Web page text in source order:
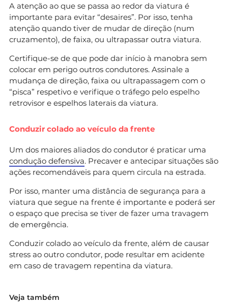
A atenção ao que se passa ao redor da viatura é
importante para evitar “desaires”. Por isso, tenha
atenção quando tiver de mudar de direção (num
cruzamento), de faixa, ou ultrapassar outra viatura.
Certifique-se de que pode dar início à manobra sem
colocar em perigo outros condutores. Assinale a
mudança de direção, faixa ou ultrapassagem com o
“pisca” respetivo e verifique o tráfego pelo espelho
retrovisor e espelhos laterais da viatura.
Conduzir colado ao veículo da frente
Um dos maiores aliados do condutor é praticar uma
condução defensiva. Precaver e antecipar situações são
ações recomendáveis para quem circula na estrada.
Por isso, manter uma distância de segurança para a
viatura que segue na frente é importante e poderá ser
o espaço que precisa se tiver de fazer uma travagem
de emergência.
Conduzir colado ao veículo da frente, além de causar
stress ao outro condutor, pode resultar em acidente
em caso de travagem repentina da viatura.
Veja também